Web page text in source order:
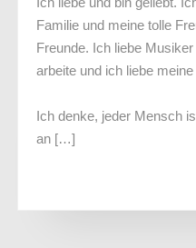
Familie und meine tolle
Freunde. Ich liebe
arbeite und ich liebe meine
Ich denke, jeder Mensch
an […]